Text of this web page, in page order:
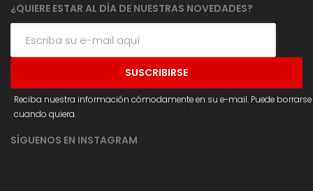
¿QUIERE ESTAR AL DÍA DE NUESTRAS NOVEDADES?
Reciba nuestra información cómodamente en su e-mail. Puede borrarse
cuando quiera.
SÍGUENOS EN INSTAGRAM